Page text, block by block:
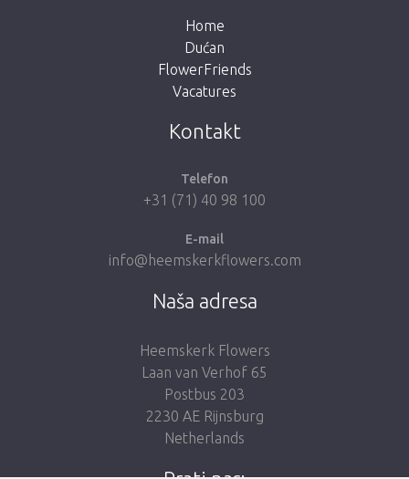
Home
Dućan
FlowerFriends
Vacatures
Kontakt
Telefon
+31 (71) 40 98 100
E-mail
info@heemskerkflowers.com
Naša adresa
Heemskerk Flowers
Laan van Verhof 65
Postbus 203
2230 AE Rijnsburg
Netherlands